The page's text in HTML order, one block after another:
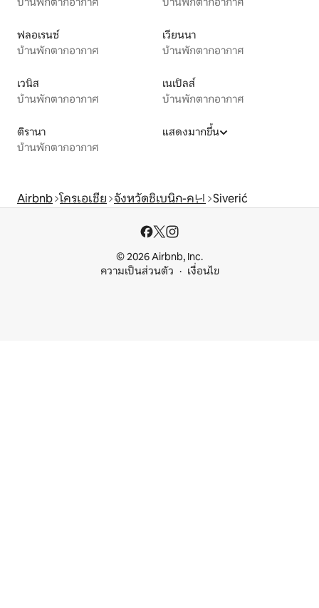
ฟลอเรนซ์
บ้านพักตากอากาศ
เวียนนา
บ้านพักตากอากาศ
เวนิส
บ้านพักตากอากาศ
เนเปิลส์
บ้านพักตากอากาศ
ติรานา
บ้านพักตากอากาศ
แสดงมากขึ้น
Airbnb โครเอเชีย จังหวัดชิเบนิก-ค닌 Siverić
© 2026 Airbnb, Inc.
ความเป็นส่วนตัว
เงื่อนไข